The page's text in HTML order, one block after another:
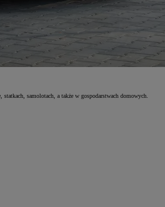
samolotach, a także w gospodarstwach domowych.